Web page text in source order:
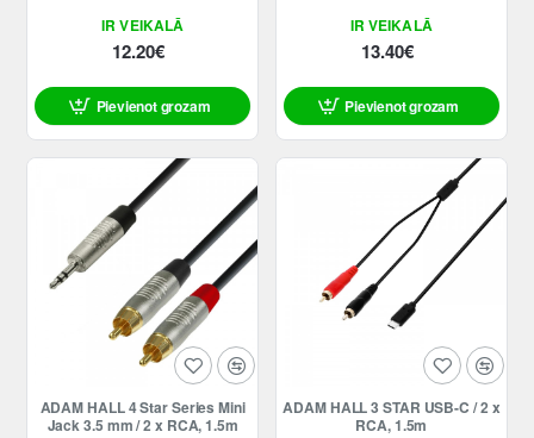
IR VEIKALĀ
12.20€
Pievienot grozam
IR VEIKALĀ
13.40€
Pievienot grozam
ADAM HALL 4 Star Series Mini
Jack 3.5 mm / 2 x RCA, 1.5m
Jaunums
ADAM HALL 3 STAR USB-C / 2 x
RCA, 1.5m